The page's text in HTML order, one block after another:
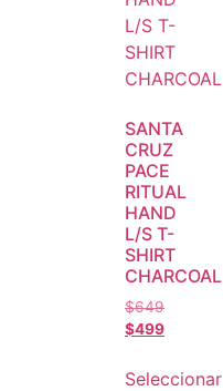
SANTA
CRUZ
PACE
RITUAL
HAND
L/S T-
SHIRT
CHARCOAL
$649
$499
Seleccionar